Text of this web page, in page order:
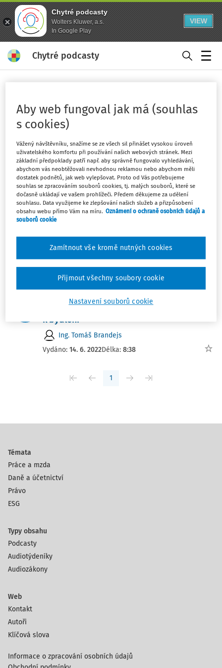
Chytré podcasty
Wolters Kluwer, a.s.
In Google Play
VIEW
Chytré podcasty
oprava majetku - strana 1
Sledovat klíčové slovo
Filtr
Počet vyhledaných dokumentů:2
Řadit podle: Nejnovější Nejstarší
VÝKLAD PRAXE
EKP Advisory, s.r.o., Ing. Lukáš Eisenwort
Hamáček
Opravy a udržování prostor určených
k bydlení
Ing. Tomáš Brandejs
Vydáno: 14. 6. 2022Délka: 8:38
1
Témata
Práce a mzda
Daně a účetnictví
Právo
ESG
Typy obsahu
Podcasty
Audiotýdeníky
Audiozákony
Web
Kontakt
Autoři
Klíčová slova
Informace o zpracování osobních údajů
Aby web fungoval jak má (souhlas
s cookies)
Vážený návštěvníku, snažíme se ze všech sil přinášet vysokou úroveň
uživatelského komfortu při používání našich webových stránek. Mezi
základní předpoklady patří např. aby správně fungovalo vyhledávání,
abychom vás neobtěžovali nevhodnou reklamou nebo abychom měli
dostatek podnětů, jak web vylepšovat. Proto od Vás potřebujeme
souhlas se zpracováním souborů cookies, tj. malých souborů, které se
dočasně ukládají ve vašem prohlížeči. Předem děkujeme za udělení
souhlasu. Data využijeme ke zlepšování našich služeb a přizpůsobení
obsahu webu přímo Vám na míru. Oznámení o ochraně osobních údajů a
souborů cookie
Nastavení souborů cookie
Zamítnout vše kromě nutných cookies
Přijmout všechny soubory cookie